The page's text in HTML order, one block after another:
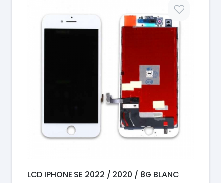
LCD IPHONE SE 2022 / 2020 / 8G BLANC